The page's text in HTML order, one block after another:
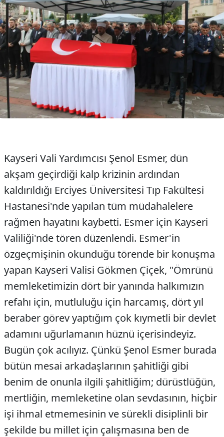
Kayseri Vali Yardımcısı Şenol Esmer, dün
akşam geçirdiği kalp krizinin ardından
kaldırıldığı Erciyes Üniversitesi Tıp Fakültesi
Hastanesi'nde yapılan tüm müdahalelere
rağmen hayatını kaybetti. Esmer için Kayseri
Valiliği'nde tören düzenlendi. Esmer'in
özgeçmişinin okunduğu törende bir konuşma
yapan Kayseri Valisi Gökmen Çiçek, "Ömrünü
memleketimizin dört bir yanında halkımızın
refahı için, mutluluğu için harcamış, dört yıl
beraber görev yaptığım çok kıymetli bir devlet
adamını uğurlamanın hüznü içerisindeyiz.
Bugün çok acılıyız. Çünkü Şenol Esmer burada
bütün mesai arkadaşlarının şahitliği gibi
benim de onunla ilgili şahitliğim; dürüstlüğün,
mertliğin, memleketine olan sevdasının, hiçbir
işi ihmal etmemesinin ve sürekli disiplinli bir
şekilde bu millet için çalışmasına ben de